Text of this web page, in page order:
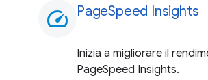
speed PageSpeed Insights
Inizia a migliorare il
PageSpeed Insights.